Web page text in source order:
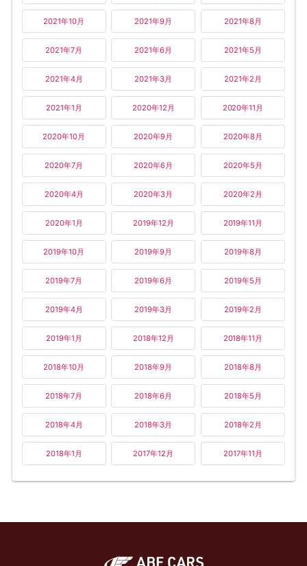
2021年10月 2021年9月 2021年8月
2021年7月 2021年6月 2021年5月
2021年4月 2021年3月 2021年2月
2021年1月 2020年12月 2020年11月
2020年10月 2020年9月 2020年8月
2020年7月 2020年6月 2020年5月
2020年4月 2020年3月 2020年2月
2020年1月 2019年12月 2019年11月
2019年10月 2019年9月 2019年8月
2019年7月 2019年6月 2019年5月
2019年4月 2019年3月 2019年2月
2019年1月 2018年12月 2018年11月
2018年10月 2018年9月 2018年8月
2018年7月 2018年6月 2018年5月
2018年4月 2018年3月 2018年2月
2018年1月 2017年12月 2017年11月